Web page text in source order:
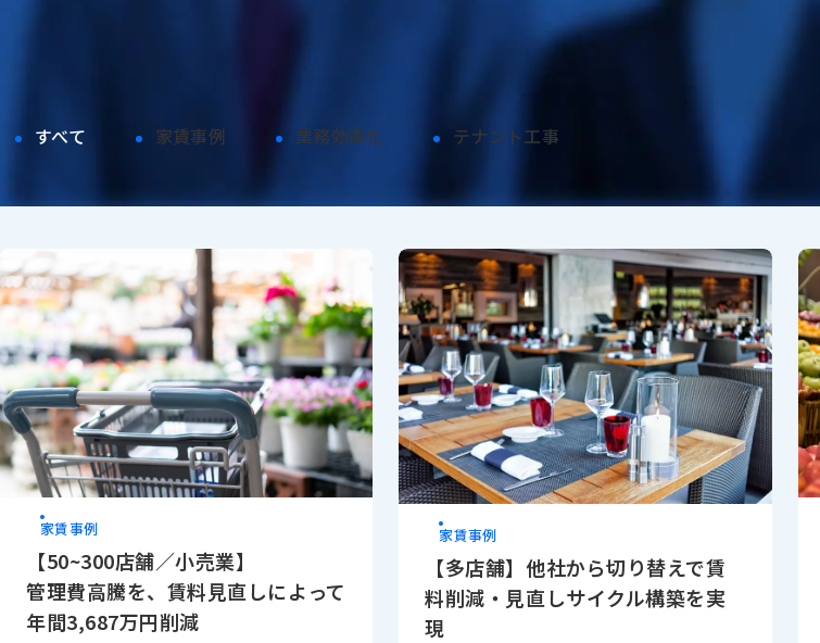
すべて 家賃事例 業務効率化 テナント工事
家賃事例
【50~300店舗／小売業】
管理費高騰を、賃料見直しによって
年間3,687万円削減
家賃事例
【多店舗】他社から切り替えで賃
料削減・見直しサイクル構築を実
現